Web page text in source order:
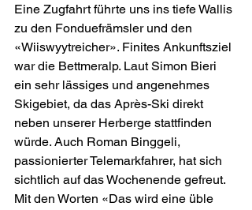
Eine Zugfahrt führte uns ins tiefe Wallis
zu den Fonduefrämsler und den
«Wiiswyytreicher». Finites Ankunftsziel
war die Bettmeralp. Laut Simon Bieri
ein sehr lässiges und angenehmes
Skigebiet, da das Après-Ski direkt
neben unserer Herberge stattfinden
würde. Auch Roman Binggeli,
passionierter Telemarkfahrer, hat sich
sichtlich auf das Wochenende gefreut.
Mit den Worten «Das wird eine üble